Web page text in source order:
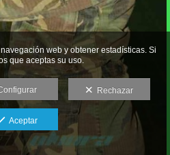
web y obtener estadísticas. Si
que aceptas su uso.
Rechazar
Aceptar